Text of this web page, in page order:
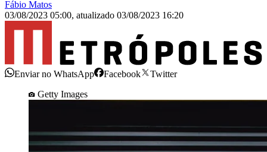
Fábio Matos
03/08/2023 05:00, atualizado 03/08/2023 16:20
Enviar no WhatsApp Facebook
Twitter
Getty Images